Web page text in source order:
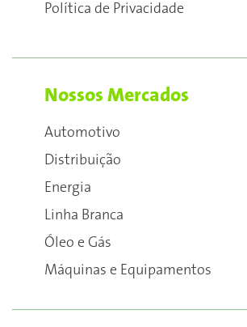
Política de Privacidade
Nossos Mercados
Automotivo
Distribuição
Energia
Linha Branca
Óleo e Gás
Máquinas e Equipamentos